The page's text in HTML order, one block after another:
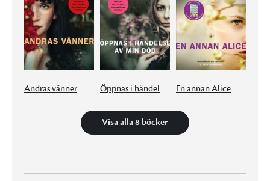
Andras vänner Öppnas i händelse av min död En annan Alice
Visa alla 8 böcker